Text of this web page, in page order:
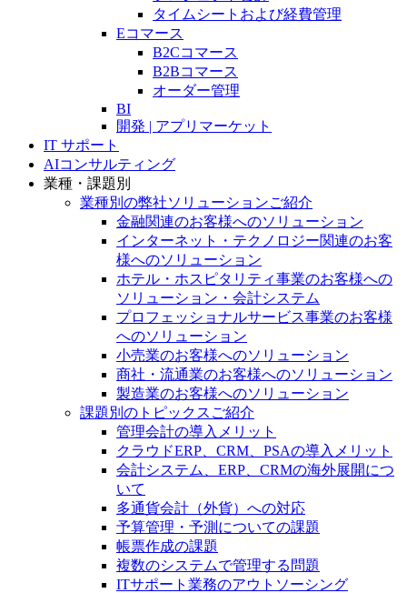
タイムシートおよび経費管理
Eコマース
B2Cコマース
B2Bコマース
オーダー管理
BI
開発 | アプリマーケット
IT サポート
AIコンサルティング
業種・課題別
業種別の弊社ソリューションご紹介
金融関連のお客様へのソリューション
インターネット・テクノロジー関連のお客
様へのソリューション
ホテル・ホスピタリティ事業のお客様への
ソリューション・会計システム
プロフェッショナルサービス事業のお客様
へのソリューション
小売業のお客様へのソリューション
商社・流通業のお客様へのソリューション
製造業のお客様へのソリューション
課題別のトピックスご紹介
管理会計の導入メリット
クラウドERP、CRM、PSAの導入メリット
会計システム、ERP、CRMの海外展開につ
いて
多通貨会計（外貨）への対応
予算管理・予測についての課題
帳票作成の課題
複数のシステムで管理する問題
ITサポート業務のアウトソーシング